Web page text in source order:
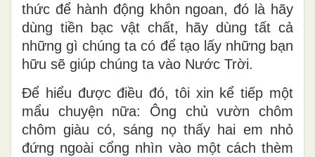
thức để hành động khôn ngoan, đó là hãy
dùng tiền bạc vật chất, hãy dùng tất cả
những gì chúng ta có để tạo lấy những bạn
hữu sẽ giúp chúng ta vào Nước Trời.
Để hiểu được điều đó, tôi xin kể tiếp một
mẩu chuyện nữa: Ông chủ vườn chôm
chôm giàu có, sáng nọ thấy hai em nhỏ
đứng ngoài cổng nhìn vào một cách thèm